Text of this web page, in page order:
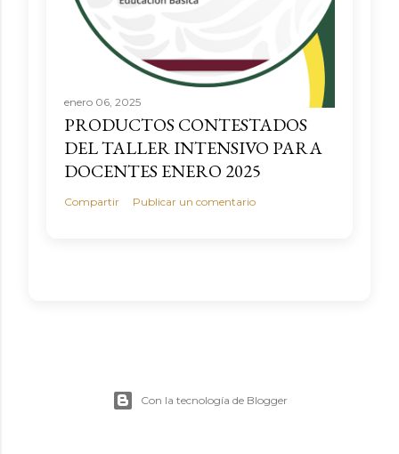
enero 06, 2025
PRODUCTOS CONTESTADOS
DEL TALLER INTENSIVO PARA
DOCENTES ENERO 2025
Compartir Publicar un comentario
Con la tecnología de Blogger